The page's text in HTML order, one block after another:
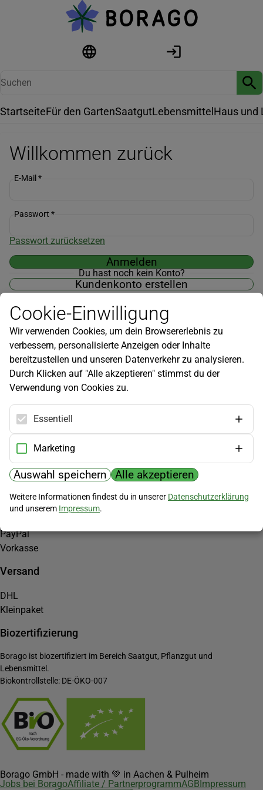
StartseiteFür den GartenSaatgutLebensmittel Haus und
Willkommen zurück
E-Mail *
Passwort *
Passwort zurücksetzen
Anmelden
Du hast noch kein Konto?
Kundenkonto erstellen
Newsletter
Infos zu neuen Produkten, Gartentipps und mehr findest du in
unserem Newsletter!
Jetzt anmelden
Hilfe
Kundenservice
Widerrufsbelehrung
Zahlungsmöglichkeiten
PayPal
Vorkasse
Versand
DHL
Kleinpaket
Biozertifizierung
Borago ist biozertifiziert im Bereich Saatgut, Pflanzgut und
Lebensmittel.
Biokontrollstelle: DE-ÖKO-007
Borago GmbH - made with 💚 in Aachen & Pulheim
Jobs bei BoragoAffiliate / PartnerprogrammAGB Impressum
Cookie-Einwilligung
Wir verwenden Cookies, um dein Browsererlebnis zu
verbessern, personalisierte Anzeigen oder Inhalte
bereitzustellen und unseren Datenverkehr zu analysieren.
Durch Klicken auf "Alle akzeptieren" stimmst du der
Verwendung von Cookies zu.
Essentiell
Marketing
Auswahl speichern Alle akzeptieren
Weitere Informationen findest du in unserer Datenschutzerklärung
und unserem Impressum.